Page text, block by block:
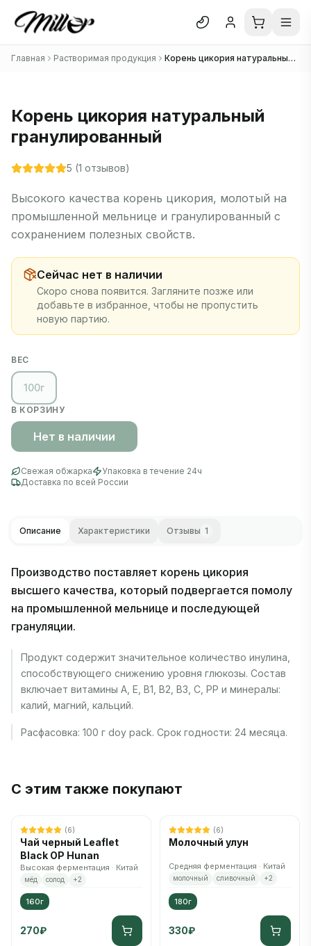
Блог
Отзывы
Главная Растворимая продукция Корень цикория натуральный гранулированный
Корень цикория натуральный
гранулированный
5 (1 отзывов)
Высокого качества корень цикория, молотый на
промышленной мельнице и гранулированный с
сохранением полезных свойств.
Сейчас нет в наличии
Скоро снова появится. Загляните позже или
добавьте в избранное, чтобы не пропустить
новую партию.
ВЕС
100г
В КОРЗИНУ
Нет в наличии
Свежая обжарка
Упаковка в течение 24ч
Доставка по всей России
Описание Характеристики Отзывы 1
Производство поставляет корень цикория
высшего качества, который подвергается помолу
на промышленной мельнице и последующей
грануляции.
Продукт содержит значительное количество инулина,
способствующего снижению уровня глюкозы. Состав
включает витамины А, Е, В1, В2, В3, С, РР и минералы:
калий, магний, кальций.
Расфасовка: 100 г doy pack. Срок годности: 24 месяца.
С этим также покупают
(6)
Чай черный Leaflet
Black OP Hunan
Высокая ферментация · Китай
мёд солод +2
160г
270₽
(6)
Молочный улун
Средняя ферментация · Китай
молочный сливочный +2
180г
330₽